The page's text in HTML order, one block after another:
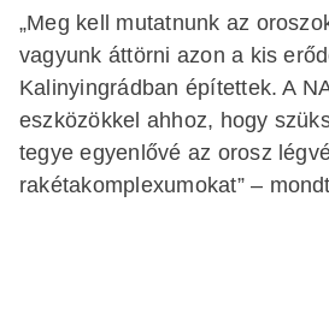
„Meg kell mutatnunk az
vagyunk áttörni azon a kis
Kalinyingrádban építettek. A
eszközökkel ahhoz, hogy
tegye egyenlővé az orosz
rakétakomplexumokat” –